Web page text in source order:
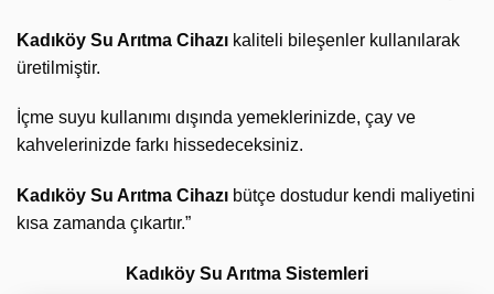
Kadıköy Su Arıtma Cihazı kaliteli bileşenler kullanılarak
üretilmiştir.
İçme suyu kullanımı dışında yemeklerinizde, çay ve
kahvelerinizde farkı hissedeceksiniz.
Kadıköy Su Arıtma Cihazı bütçe dostudur kendi maliyetini
kısa zamanda çıkartır.”
Kadıköy Su Arıtma Sistemleri